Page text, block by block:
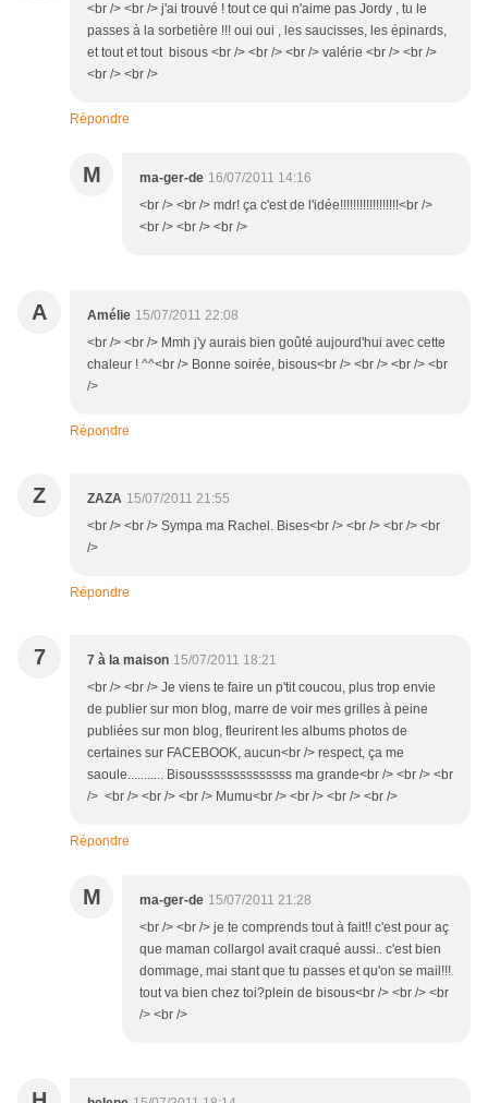
<br /> <br /> j'ai trouvé ! tout ce qui n'aime pas Jordy , tu le
passes à la sorbetière !!! oui oui , les saucisses, les épinards,
et tout et tout bisous <br /> <br /> <br /> valérie <br /> <br />
<br /> <br />
Répondre
M ma-ger-de 16/07/2011 14:16
<br /> <br /> mdr! ça c'est de l'idée!!!!!!!!!!!!!!!!!!<br />
<br /> <br /> <br />
A Amélie 15/07/2011 22:08
<br /> <br /> Mmh j'y aurais bien goûté aujourd'hui avec cette
chaleur ! ^^<br /> Bonne soirée, bisous<br /> <br /> <br /> <br
/>
Répondre
Z ZAZA 15/07/2011 21:55
<br /> <br /> Sympa ma Rachel. Bises<br /> <br /> <br /> <br
/>
Répondre
7 7 à la maison 15/07/2011 18:21
<br /> <br /> Je viens te faire un p'tit coucou, plus trop envie
de publier sur mon blog, marre de voir mes grilles à peine
publiées sur mon blog, fleurirent les albums photos de
certaines sur FACEBOOK, aucun<br /> respect, ça me
saoule........... Bisoussssssssssssss ma grande<br /> <br /> <br
/> <br /> <br /> <br /> Mumu<br /> <br /> <br /> <br />
Répondre
M ma-ger-de 15/07/2011 21:28
<br /> <br /> je te comprends tout à fait!! c'est pour aç
que maman collargol avait craqué aussi.. c'est bien
dommage, mai stant que tu passes et qu'on se mail!!!
tout va bien chez toi?plein de bisous<br /> <br /> <br
/> <br />